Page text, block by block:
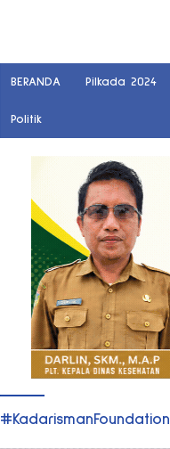
BERANDA Pilkada 2024
Politik
#KadarismanFoundation